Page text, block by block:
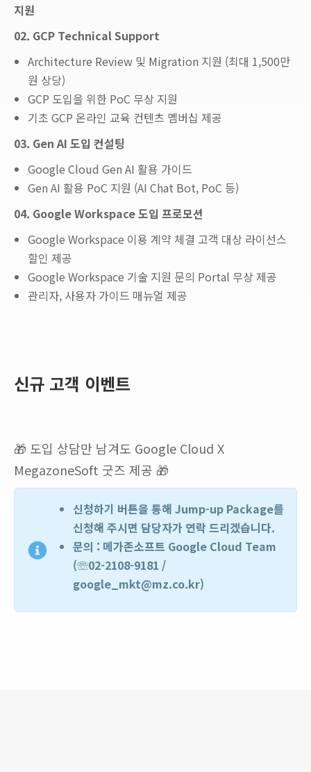
지원
02. GCP Technical Support
Architecture Review 및 Migration 지원 (최대 1,500만
원 상당)
GCP 도입을 위한 PoC 무상 지원
기초 GCP 온라인 교육 컨텐츠 멤버십 제공
03. Gen AI 도입 컨설팅
Google Cloud Gen AI 활용 가이드
Gen AI 활용 PoC 지원 (AI Chat Bot, PoC 등)
04. Google Workspace 도입 프로모션
Google Workspace 이용 계약 체결 고객 대상 라이선스
할인 제공
Google Workspace 기술 지원 문의 Portal 무상 제공
관리자, 사용자 가이드 매뉴얼 제공
신규 고객 이벤트
🎁 도입 상담만 남겨도 Google Cloud X
MegazoneSoft 굿즈 제공 🎁
신청하기 버튼을 통해 Jump-up Package를
신청해 주시면 담당자가 연락 드리겠습니다.
문의 : 메가존소프트 Google Cloud Team
(☏02-2108-9181 /
google_mkt@mz.co.kr)